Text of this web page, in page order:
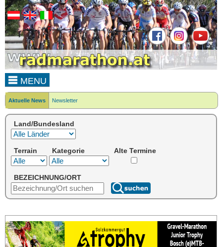
MENU
Aktuelle News Newsletter
Land/Bundesland
Terrain Kategorie Alte Termine
BEZEICHNUNG/ORT